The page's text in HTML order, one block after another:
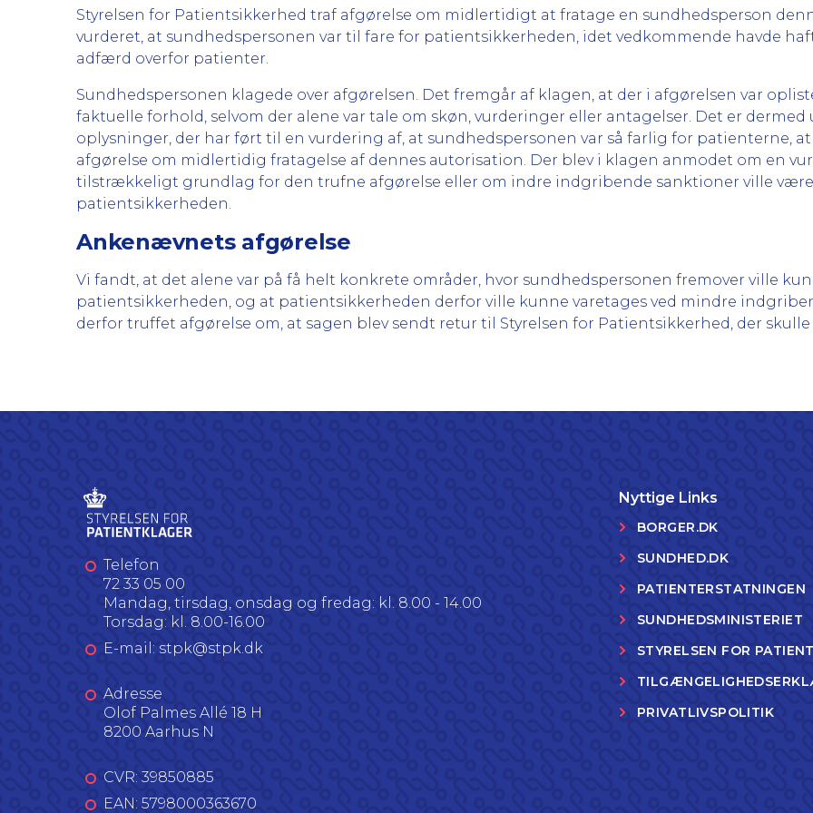
Styrelsen for Patientsikkerhed traf afgørelse om midlertidigt at fratage en sundhedsperson
vurderet, at sundhedspersonen var til fare for patientsikkerheden, idet vedkommende havde
adfærd overfor patienter.
Sundhedspersonen klagede over afgørelsen. Det fremgår af klagen, at der i afgørelsen var
faktuelle forhold, selvom der alene var tale om skøn, vurderinger eller antagelser. Det er
oplysninger, der har ført til en vurdering af, at sundhedspersonen var så farlig for patienterne,
afgørelse om midlertidig fratagelse af dennes autorisation. Der blev i klagen anmodet om en
tilstrækkeligt grundlag for den trufne afgørelse eller om indre indgribende sanktioner ville
patientsikkerheden.
Ankenævnets afgørelse
Vi fandt, at det alene var på få helt konkrete områder, hvor sundhedspersonen fremover ville
patientsikkerheden, og at patientsikkerheden derfor ville kunne varetages ved mindre
derfor truffet afgørelse om, at sagen blev sendt retur til Styrelsen for Patientsikkerhed, der
Telefon
72 33 05 00
Mandag, tirsdag, onsdag og fredag: kl. 8.00 - 14.00
Torsdag: kl. 8.00-16.00
E-mail: stpk@stpk.dk
Adresse
Olof Palmes Allé 18 H
8200 Aarhus N
CVR: 39850885
EAN: 5798000363670
Nyttige Links
BORGER.DK
SUNDHED.DK
PATIENTERSTATNINGEN
SUNDHEDSMINISTERIET
STYRELSEN FOR
PRIVATLIVSPOLITIK